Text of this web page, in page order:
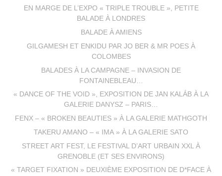
EN MARGE DE L’EXPO « TRIPLE TROUBLE », PETITE
BALADE À LONDRES
BALADE À AMIENS
GILGAMESH ET ENKIDU PAR JO BER & MR POES À
COLOMBES
BALADES À LA CAMPAGNE – INVASION DE
FONTAINEBLEAU…
« DANCE OF THE VOID », EXPOSITION DE JAN KALÁB À LA
GALERIE DANYSZ – PARIS…
FENX – « BROKEN BEAUTIES » À LA GALERIE MATHGOTH
TAKERU AMANO – « IMA » À LA GALERIE SATO
STREET ART FEST, LE FESTIVAL D’ART URBAIN XXL À
GRENOBLE (ET SES ENVIRONS)
« TARGET FIXATION » DEUXIÈME EXPOSITION DE D*FACE À